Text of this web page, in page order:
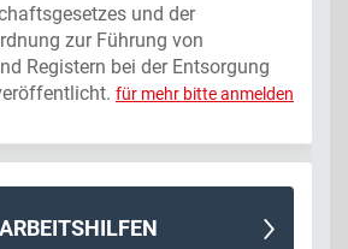
und der
zur Führung von
Registern bei der Entsorgung
für mehr bitte anmelden
ARBEITSHILFEN